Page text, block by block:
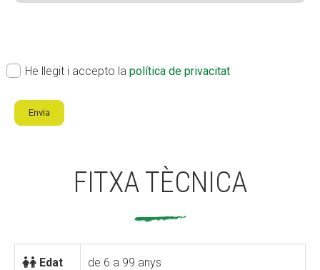
ok(Obligatori)
He llegit i accepto la política de privacitat
Envia
FITXA TÈCNICA
Edat de 6 a 99 anys